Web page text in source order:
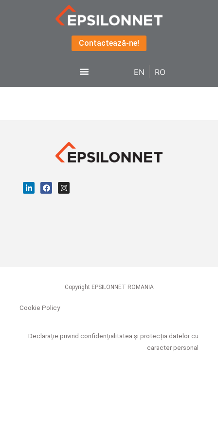
Contactează-ne!
EN RO
Copyright EPSILONNET ROMANIA
Cookie Policy
Declarație privind confidențialitatea și protecția datelor cu
caracter personal